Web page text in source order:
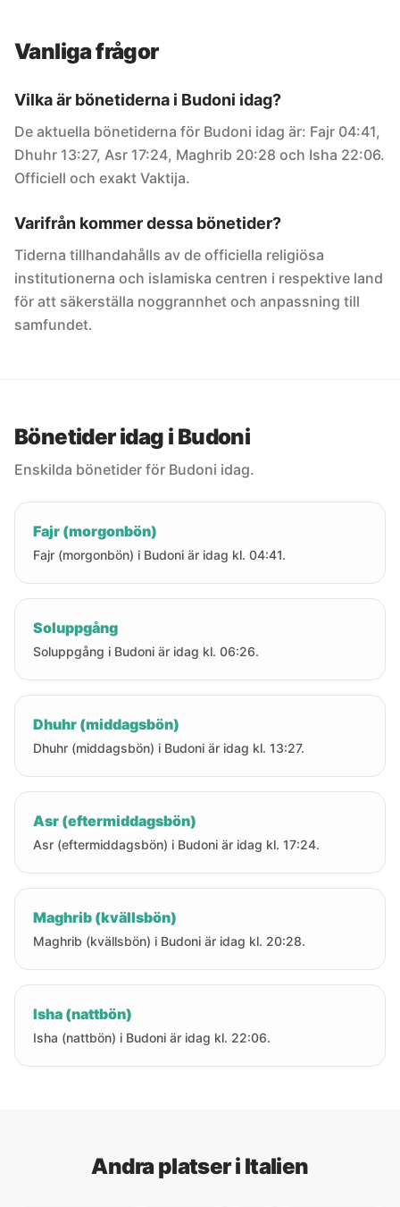
Vanliga frågor
Vilka är bönetiderna i Budoni idag?
De aktuella bönetiderna för Budoni idag är: Fajr 04:41,
Dhuhr 13:27, Asr 17:24, Maghrib 20:28 och Isha 22:06.
Officiell och exakt Vaktija.
Varifrån kommer dessa bönetider?
Tiderna tillhandahålls av de officiella religiösa
institutionerna och islamiska centren i respektive land
för att säkerställa noggrannhet och anpassning till
samfundet.
Bönetider idag i Budoni
Enskilda bönetider för Budoni idag.
Fajr (morgonbön)
Fajr (morgonbön) i Budoni är idag kl. 04:41.
Soluppgång
Soluppgång i Budoni är idag kl. 06:26.
Dhuhr (middagsbön)
Dhuhr (middagsbön) i Budoni är idag kl. 13:27.
Asr (eftermiddagsbön)
Asr (eftermiddagsbön) i Budoni är idag kl. 17:24.
Maghrib (kvällsbön)
Maghrib (kvällsbön) i Budoni är idag kl. 20:28.
Isha (nattbön)
Isha (nattbön) i Budoni är idag kl. 22:06.
Andra platser i Italien